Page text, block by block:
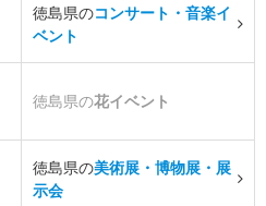
徳島県のコンサート・音楽イ
ベント
徳島県の花イベント
徳島県の美術展・博物展・展
示会